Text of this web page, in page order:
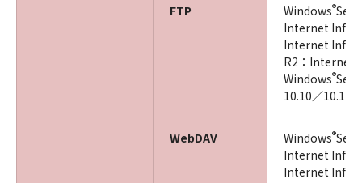
FTP Windows®
Internet
Internet
R2：Internet
Windows®
10.10／10.11
WebDAV Windows®
Internet
Internet